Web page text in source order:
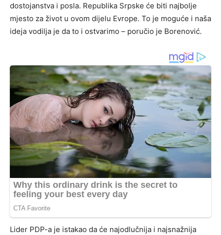
dostojanstva i posla. Republika Srpske će biti najbolje
mjesto za život u ovom dijelu Evrope. To je moguće i naša
ideja vodilja je da to i ostvarimo – poručio je Borenović.
Lider PDP-a je istakao da će najodlučnija i najsnažnija